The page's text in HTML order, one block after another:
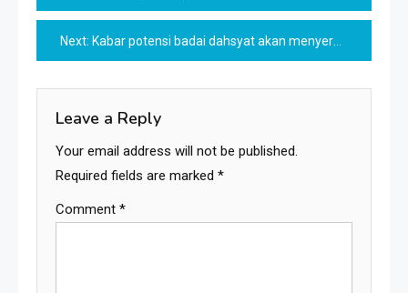
navigation
Next: Kabar potensi badai dahsyat akan menyerang Jabodetabek Rabu, 28/12/2022 ramai diperbincangkan
Leave a Reply
Your email address will not be published.
Required fields are marked *
Comment *